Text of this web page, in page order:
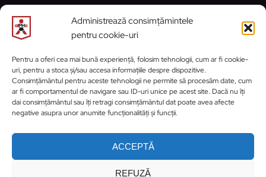
Administrează consimțămintele
pentru cookie-uri
Pentru a oferi cea mai bună experiență, folosim tehnologii, cum ar fi cookie-
uri, pentru a stoca și/sau accesa informațiile despre dispozitive.
Consimțământul pentru aceste tehnologii ne permite să procesăm date, cum
ar fi comportamentul de navigare sau ID-uri unice pe acest site. Dacă nu îți
dai consimțământul sau îți retragi consimțământul dat poate avea afecte
negative asupra unor anumite funcționalități și funcții.
ACCEPTĂ
REFUZĂ
CONTACT
https://www.facebook.com/
https://www.instagram.com/
WhatsApp